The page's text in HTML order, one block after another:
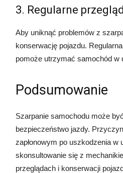
3. Regularne
Aby uniknąć problemów z
konserwację pojazdu.
pomoże utrzymać samochód w
Podsumowanie
Szarpanie samochodu może
bezpieczeństwo jazdy.
zapłonowym po uszkodzenia
skonsultowanie się z
przeglądach i konserwacji